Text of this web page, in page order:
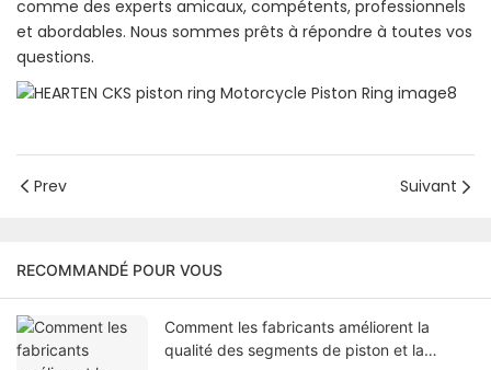
comme des experts amicaux, compétents, professionnels
et abordables. Nous sommes prêts à répondre à toutes vos
questions.
Prev Suivant
RECOMMANDÉ POUR VOUS
Comment les fabricants améliorent la
qualité des segments de piston et la